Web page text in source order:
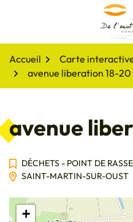
Accueil
Carte
avenue liberation 18-20
avenue
DÉCHETS - POINT DE
SAINT-MARTIN-SUR-OUST
+